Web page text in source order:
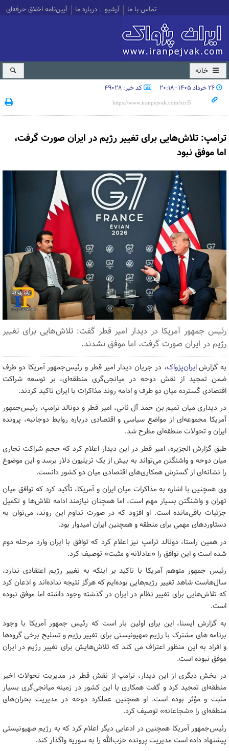
تماس با ما آرشیو درباره ما آیین‌نامه اخلاق حرفه‌ای
خانه
۲۶ خرداد ۱۴۰۵ - ۲۰:۱۸ کد خبر: 49028
ترامپ: تلاش‌هایی برای تغییر رژیم در ایران صورت گرفت،
اما موفق نبود
رئیس جمهور آمریکا در دیدار امیر قطر گفت: تلاش‌هایی برای تغییر
رژیم در ایران صورت گرفت، اما موفق نشدند.
به گزارشایران‌پژواک، در جریان دیدار امیر قطر و رئیس‌جمهور آمریکا دو طرف
ضمن تمجید از نقش دوحه در میانجی‌گری منطقه‌ای، بر توسعه شراکت
اقتصادی گسترده میان دو طرف و ادامه روند مذاکرات با ایران تاکید کردند.
در دیداری میان تمیم بن حمد آل ثانی، امیر قطر و دونالد ترامپ، رئیس‌جمهور
آمریکا مجموعه‌ای از مواضع سیاسی و اقتصادی درباره روابط دوجانبه، پرونده
ایران و تحولات منطقه‌ای مطرح شد.
طبق گزارش الجزیره، امیر قطر در این دیدار اعلام کرد که حجم شراکت تجاری
میان دوحه و واشنگتن می‌تواند به بیش از یک تریلیون دلار برسد و این موضوع
را نشانه‌ای از گسترش همکاری‌های اقتصادی میان دو کشور دانست.
وی همچنین با اشاره به مذاکرات میان ایران و آمریکا، تأکید کرد که توافق میان
تهران و واشنگتن بسیار مهم است، اما همچنان نیازمند ادامه تلاش‌ها و تکمیل
جزئیات باقی‌مانده است. او افزود که در صورت تداوم این روند، می‌توان به
دستاوردهای مهمی برای منطقه و همچنین ایران امیدوار بود.
در همین راستا، دونالد ترامپ نیز اعلام کرد که توافق با ایران وارد مرحله دوم
شده است و این توافق را «عادلانه و مثبت» توصیف کرد.
رئیس جمهور متوهم آمریکا با تاکید بر اینکه به تغییر رژیم اعتقادی ندارد،
سال‌هاست شاهد تغییر رژیم‌هایی بوده‌ایم که هرگز نتیجه نداده‌اند و اذعان کرد
که تلاش‌هایی برای تغییر نظام در ایران در گذشته وجود داشته اما موفق نبوده
است.
به گزارش ایسنا، این برای اولین بار است که رئیس جمهور آمریکا با وجود
برنامه های مشترک با رژیم صهیونیستی برای تغییر رژیم و تسلیح برخی گروه‌ها
و افراد به این منظور اعتراف می کند که تلاش‌هایش برای تغییر رژیم در ایران
موفق نبوده است.
در بخش دیگری از این دیدار، ترامپ از نقش قطر در مدیریت تحولات اخیر
منطقه‌ای تمجید کرد و گفت همکاری با این کشور در زمینه میانجی‌گری بسیار
مثبت و مؤثر بوده است. او همچنین عملکرد دوحه در مدیریت بحران‌های
منطقه‌ای را «شجاعانه» توصیف کرد.
رئیس‌جمهور آمریکا همچنین در ادعایی دیگر اعلام کرد که به رژیم صهیونیستی
پیشنهاد داده است مدیریت پرونده حزب‌الله را به سوریه واگذار کند.